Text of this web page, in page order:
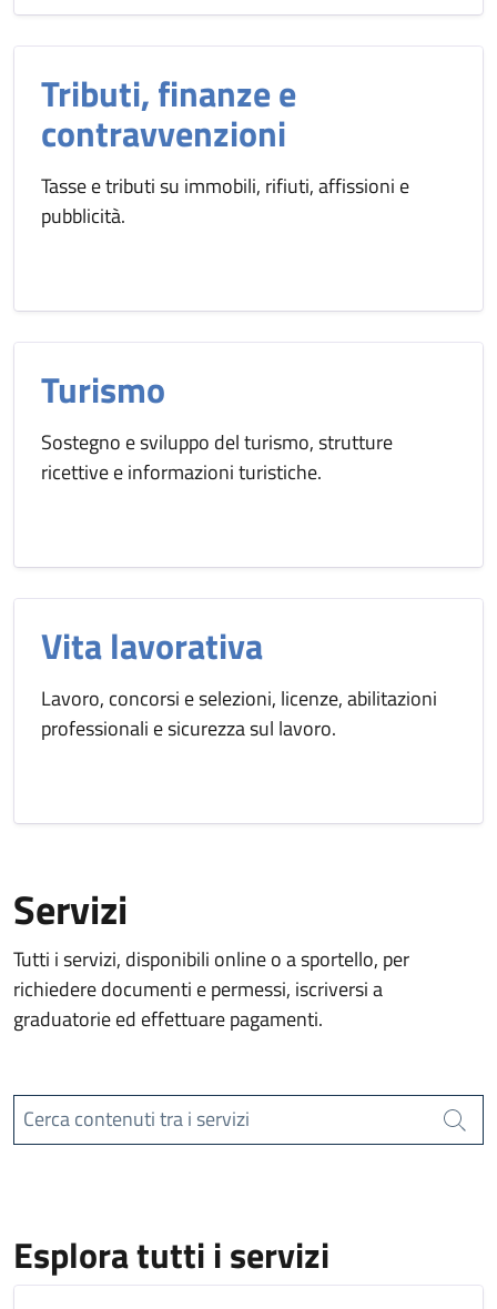
Tributi, finanze e
contravvenzioni
Tasse e tributi su immobili, rifiuti, affissioni e
pubblicità.
Turismo
Sostegno e sviluppo del turismo, strutture
ricettive e informazioni turistiche.
Vita lavorativa
Lavoro, concorsi e selezioni, licenze, abilitazioni
professionali e sicurezza sul lavoro.
Servizi
Tutti i servizi, disponibili online o a sportello, per
richiedere documenti e permessi, iscriversi a
graduatorie ed effettuare pagamenti.
Cerca contenuti tra i servizi
Cerca
Esplora tutti i servizi